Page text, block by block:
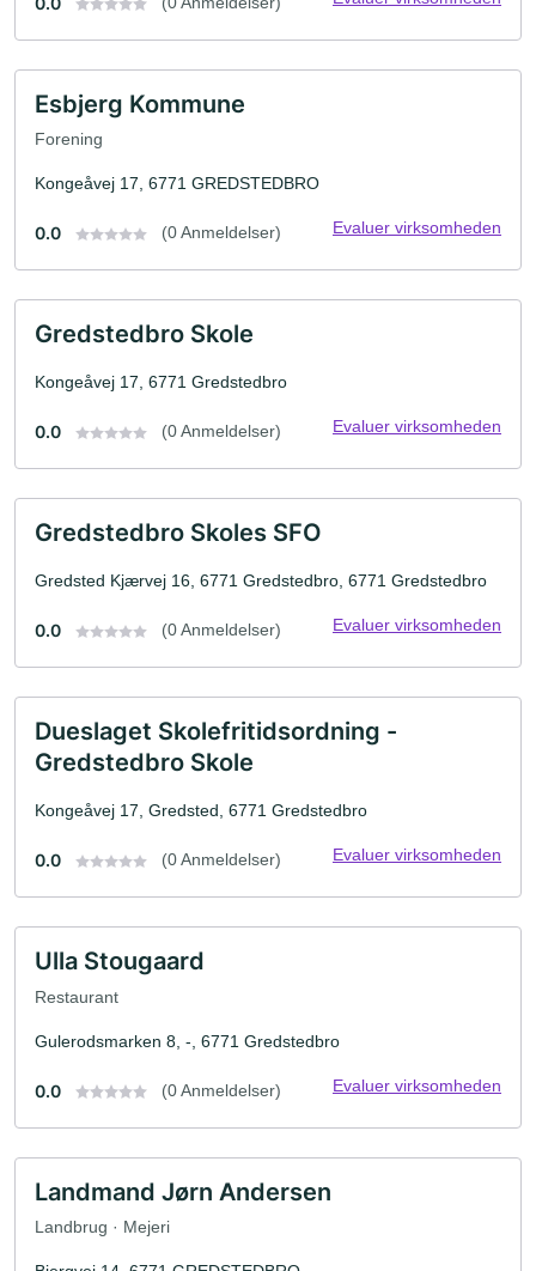
Esbjerg Kommune
Forening
Kongeåvej 17, 6771 GREDSTEDBRO
0.0 (0 Anmeldelser) Evaluer virksomheden
Gredstedbro Skole
Kongeåvej 17, 6771 Gredstedbro
0.0 (0 Anmeldelser) Evaluer virksomheden
Gredstedbro Skoles SFO
Gredsted Kjærvej 16, 6771 Gredstedbro, 6771 Gredstedbro
0.0 (0 Anmeldelser) Evaluer virksomheden
Dueslaget Skolefritidsordning -
Gredstedbro Skole
Kongeåvej 17, Gredsted, 6771 Gredstedbro
0.0 (0 Anmeldelser) Evaluer virksomheden
Ulla Stougaard
Restaurant
Gulerodsmarken 8, -, 6771 Gredstedbro
0.0 (0 Anmeldelser) Evaluer virksomheden
Landmand Jørn Andersen
Landbrug · Mejeri